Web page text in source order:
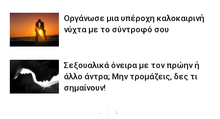
Οργάνωσε μια υπέροχη καλοκαιρινή
νύχτα με το σύντροφό σου
Σεξουαλικά όνειρα με τον πρώην ή
άλλο άντρα; Μην τρομάζεις, δες τι
σημαίνουν!